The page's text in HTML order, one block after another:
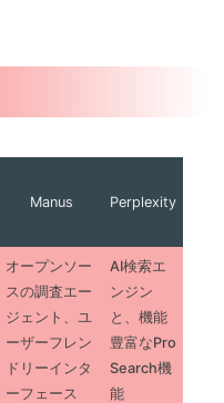
Manus Perplexity
オープンソー
スの調査エー
ジェント、ユ
ーザーフレン
ドリーインタ
ーフェース
AI検索エ
ンジン
と、機能
豊富なPro
Search機
能